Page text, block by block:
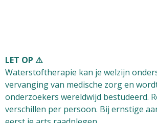
LET OP ⚠️
Waterstoftherapie kan je welzijn
vervanging van medische zorgen
onderzoekers wereldwijd bestudeerd.
verschillen per persoon. Bij ernstige